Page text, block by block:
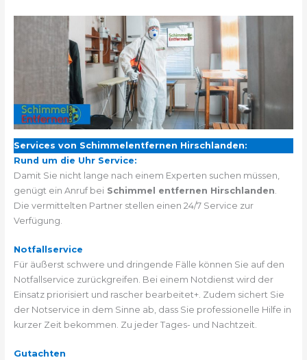
Services von Schimmelentfernen Hirschlanden:
Rund um die Uhr Service:
Damit Sie nicht lange nach einem Experten suchen müssen,
genügt ein Anruf bei Schimmel entfernen Hirschlanden
Die vermittelten Partner stellen einen 24/7 Service zur
Verfügung.
Notfallservice
Für äußerst schwere und dringende Fälle können Sie auf den
Notfallservice zurückgreifen. Bei einem Notdienst wird der
Einsatz priorisiert und rascher bearbeitet+. Zudem sichert Sie
der Notservice in dem Sinne ab, dass Sie professionelle Hilfe in
kurzer Zeit bekommen. Zu jeder Tages- und Nachtzeit.
Gutachten